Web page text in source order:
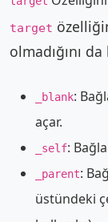
target
olmadığını
_blank:
açar.
_self:
_parent:
üstündeki